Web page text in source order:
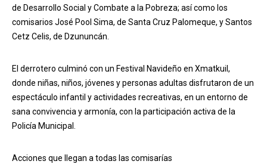
de Desarrollo Social y Combate a la Pobreza; así como los
comisarios José Pool Sima, de Santa Cruz Palomeque, y Santos
Cetz Celis, de Dzununcán.
El derrotero culminó con un Festival Navideño en Xmatkuil,
donde niñas, niños, jóvenes y personas adultas disfrutaron de un
espectáculo infantil y actividades recreativas, en un entorno de
sana convivencia y armonía, con la participación activa de la
Policía Municipal.
Acciones que llegan a todas las comisarías